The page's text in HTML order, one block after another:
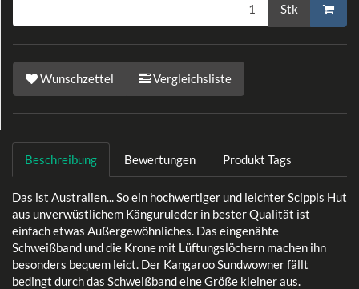
Stk
Wunschzettel Vergleichsliste
Beschreibung Bewertungen Produkt Tags
Das ist Australien... So ein hochwertiger und leichter Scippis Hut
aus unverwüstlichem Känguruleder in bester Qualität ist
einfach etwas Außergewöhnliches. Das eingenähte
Schweißband und die Krone mit Lüftungslöchern machen ihn
besonders bequem leict. Der Kangaroo Sundwowner fällt
bedingt durch das Schweißband eine Größe kleiner aus.